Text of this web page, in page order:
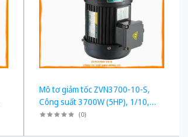
Mô tơ giảm tốc ZVN3700-10-S,
Công suất 3700W (5HP), 1/10,
Chân đế
(0)